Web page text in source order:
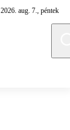
2026. aug. 7., péntek